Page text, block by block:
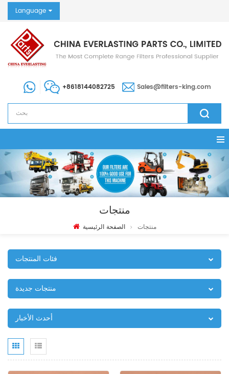
Language
+8618144082725 Sales@filters-king.com
منتجات
الصفحة الرئيسية منتجات
فئات المنتجات
منتجات جديدة
أحدث الأخبار